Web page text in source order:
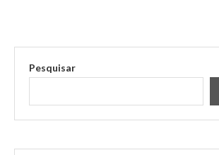
Pesquisar